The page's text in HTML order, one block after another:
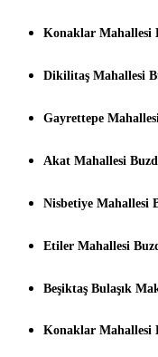
Konaklar Mahallesi
Dikilitaş Mahallesi
Gayrettepe
Akat Mahallesi
Nisbetiye Mahallesi
Etiler Mahallesi
Beşiktaş Bulaşık
Konaklar Mahallesi